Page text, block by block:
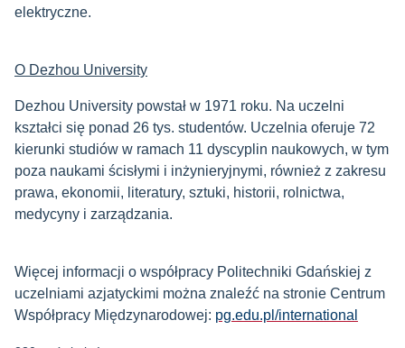
elektryczne.
O Dezhou University
Dezhou University powstał w 1971 roku. Na uczelni
kształci się ponad 26 tys. studentów. Uczelnia oferuje 72
kierunki studiów w ramach 11 dyscyplin naukowych, w tym
poza naukami ścisłymi i inżynieryjnymi, również z zakresu
prawa, ekonomii, literatury, sztuki, historii, rolnictwa,
medycyny i zarządzania.
Więcej informacji o współpracy Politechniki Gdańskiej z
uczelniami azjatyckimi można znaleźć na stronie Centrum
Współpracy Międzynarodowej: pg.edu.pl/international